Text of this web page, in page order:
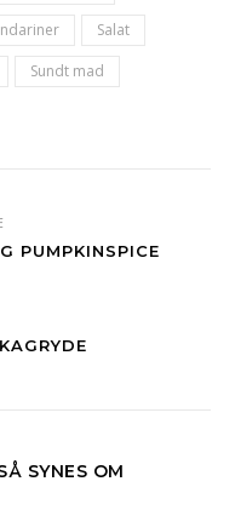
Salat
Sundt mad
PUMPKINSPICE
SYNES OM